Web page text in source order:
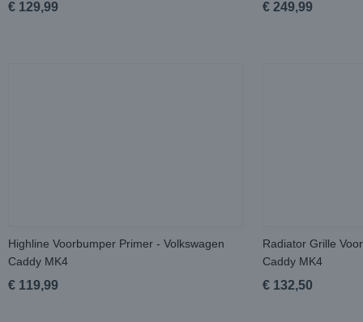
€ 129,99 € 249,99
Highline Voorbumper Primer - Volkswagen
Caddy MK4
€ 119,99
Radiator Grille
Caddy MK4
€ 132,50